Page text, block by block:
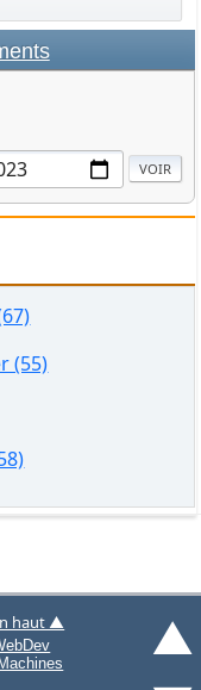
(55)
▲
haut ▲